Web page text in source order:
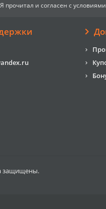
Я прочитал и согласен с условиями
защищены.